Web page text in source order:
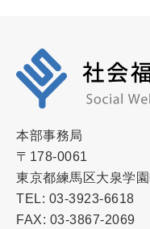
本部事務局
〒178-0061
東京都練馬区大泉学
TEL: 03-3923-6618
FAX: 03-3867-2069